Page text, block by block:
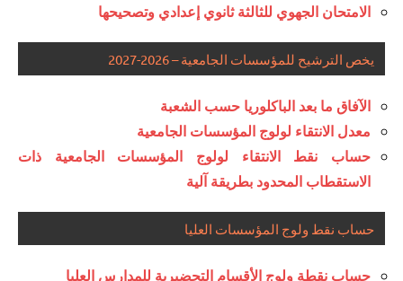
الامتحان الجهوي للثالثة ثانوي إعدادي وتصحيحها
يخص الترشيح للمؤسسات الجامعية – 2026-2027
الآفاق ما بعد الباكلوريا حسب الشعبة
معدل الانتقاء لولوج المؤسسات الجامعية
حساب نقط الانتقاء لولوج المؤسسات الجامعية ذات
الاستقطاب المحدود بطريقة آلية
حساب نقط ولوج المؤسسات العليا
حساب نقطة ولوج الأقسام التحضيرية للمدارس العليا